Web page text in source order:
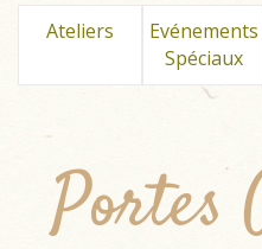
Ateliers
Evénements
Spéciaux
Portes